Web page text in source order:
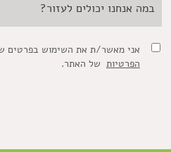
אני מאשר/ת את השימוש בפרטים
הפרטיותשל האתר.